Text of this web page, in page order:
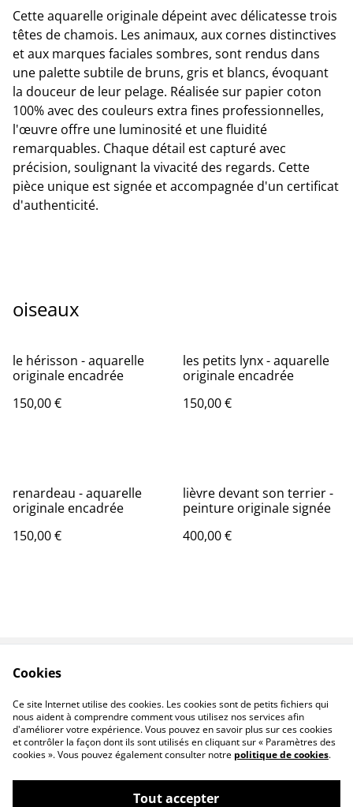
Cette aquarelle originale dépeint avec délicatesse trois
têtes de chamois. Les animaux, aux cornes distinctives
et aux marques faciales sombres, sont rendus dans
une palette subtile de bruns, gris et blancs, évoquant
la douceur de leur pelage. Réalisée sur papier coton
100% avec des couleurs extra fines professionnelles,
l'œuvre offre une luminosité et une fluidité
remarquables. Chaque détail est capturé avec
précision, soulignant la vivacité des regards. Cette
pièce unique est signée et accompagnée d'un certificat
d'authenticité.
oiseaux
le hérisson - aquarelle
originale encadrée
150,00 €
les petits lynx - aquarelle
originale encadrée
150,00 €
renardeau - aquarelle
originale encadrée
150,00 €
lièvre devant son terrier -
peinture originale signée
400,00 €
Conditions
Livraison
Cookies
Ce site Internet utilise des cookies. Les cookies sont de petits fichiers qui
nous aident à comprendre comment vous utilisez nos services afin
d'améliorer votre expérience. Vous pouvez en savoir plus sur ces cookies
et contrôler la façon dont ils sont utilisés en cliquant sur « Paramètres des
cookies ». Vous pouvez également consulter notre politique de cookies.
Tout accepter